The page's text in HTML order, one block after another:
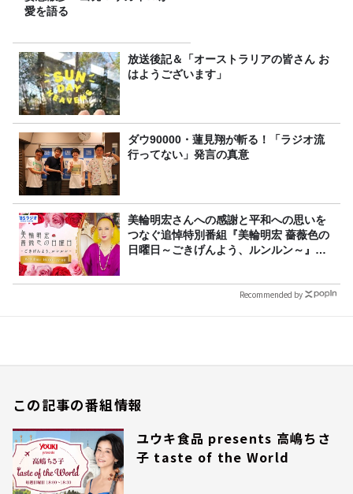
愛を語る
放送後記＆「オーストラリアの皆さん お
はようございます」
ダウ90000・蓮見翔が斬る！「ラジオ流
行ってない」発言の真意
美輪明宏さんへの感謝と平和への思いを
つなぐ追悼特別番組『美輪明宏 薔薇色の
日曜日～ごきげんよう、ルンルン～』
Recommended by
この記事の番組情報
ユウキ食品 presents 高嶋ちさ
子 taste of the World